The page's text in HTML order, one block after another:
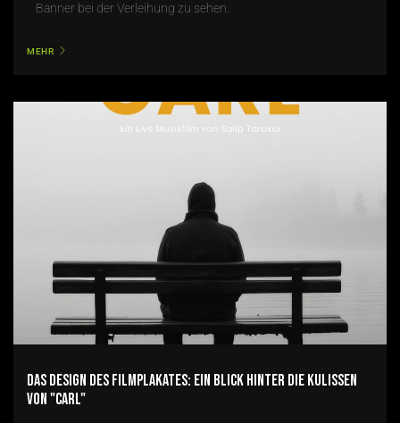
Banner bei der Verleihung zu sehen.
MEHR
Das Design des Filmplakates: Ein Blick hinter die Kulissen
von "CARL"